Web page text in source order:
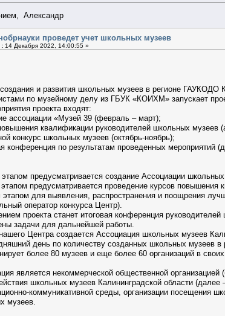
Александр
проведет учет школьных музеев
: 14 Декабря 2022, 14:00:55 »
и развития школьных музеев в регионе
по музейному делу из ГБУК «КОИХМ» запускает
проекта входят:
ассоциации «Музей 39 (февраль – март);
квалификации руководителей школьных музеев
конкурс школьных музеев (октябрь-ноябрь);
конференция по результатам проведенных мероприятий
предусматривается создание Ассоциации
предусматривается проведение курсов
этапом для выявления, распространения и поощрения
оператор конкурса Центр).
проекта станет итоговая конференция
задачи для дальнейшей работы.
Центра создается Ассоциация школьных музеев
день по количеству созданных школьных музеев
более 80 музеев и еще более 60 организаций в
является некоммерческой общественной
школьных музеев Калининградской области
коммуникативной среды, организации посещения
музеев.